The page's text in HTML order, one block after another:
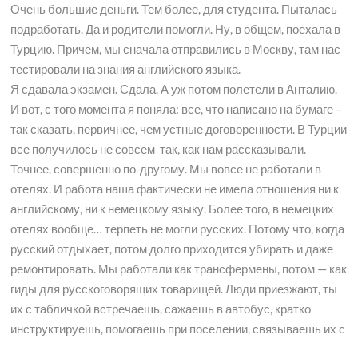
Очень большие деньги. Тем более, для студента. Пыталась
подработать. Да и родители помогли. Ну, в общем, поехала в
Турцию. Причем, мы сначала отправились в Москву, там нас
тестировали на знания английского языка.
Я сдавала экзамен. Сдала. А уж потом полетели в Анталию.
И вот, с того момента я поняла: все, что написано на бумаге –
так сказать, первичнее, чем устные договоренности. В Турции
все получилось не совсем так, как нам рассказывали.
Точнее, совершенно по-другому. Мы вовсе не работали в
отелях. И работа наша фактически не имела отношения ни к
английскому, ни к немецкому языку. Более того, в немецких
отелях вообще… терпеть не могли русских. Потому что, когда
русский отдыхает, потом долго приходится убирать и даже
ремонтировать. Мы работали как трансфермены, потом — как
гиды для русскоговорящих товарищей. Люди приезжают, ты
их с табличкой встречаешь, сажаешь в автобус, кратко
инструктируешь, помогаешь при поселении, связываешь их с